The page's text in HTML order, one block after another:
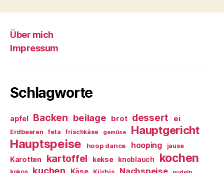
Über mich
Impressum
Schlagworte
apfel Backen beilage brot dessert ei
Erdbeeren feta frischkäse gemüse Hauptgericht
Hauptspeise hoop dance hooping jause
Karotten kartoffel kekse knoblauch kochen
kuchen Käse Nachspeise